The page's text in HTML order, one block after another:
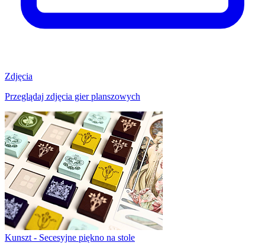
Zdjęcia
Przeglądaj zdjęcia gier planszowych
Kunszt - Secesyjne piękno na stole